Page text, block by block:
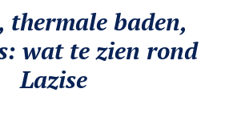
thermale baden,
wat te zien rond
Lazise